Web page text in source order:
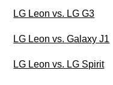
LG Leon vs. LG G3
LG Leon vs. Galaxy J1
LG Leon vs. LG Spirit